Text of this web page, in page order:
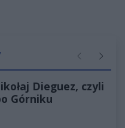
Poprzednie
Dieguez, czyli
Górniku